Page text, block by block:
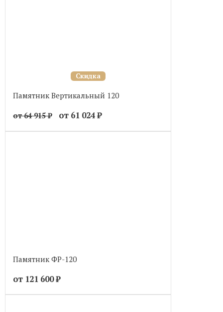
Скидка
Памятник Вертикальный 120
от 64 915₽ от 61 024₽
Памятник ФР-120
от 121 600₽